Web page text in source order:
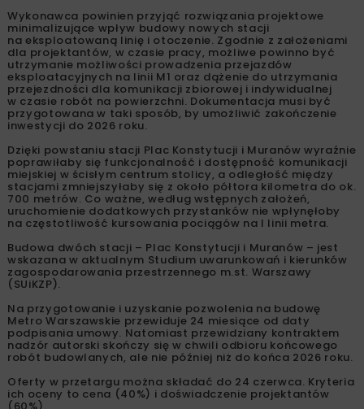
Wykonawca powinien przyjąć rozwiązania projektowe
minimalizujące wpływ budowy nowych stacji
na eksploatowaną linię i otoczenie. Zgodnie z założeniami
dla projektantów, w czasie pracy, możliwe powinno być
utrzymanie możliwości prowadzenia przejazdów
eksploatacyjnych na linii M1 oraz dążenie do utrzymania
przejezdności dla komunikacji zbiorowej i indywidualnej
w czasie robót na powierzchni. Dokumentacja musi być
przygotowana w taki sposób, by umożliwić zakończenie
inwestycji do 2026 roku.
Dzięki powstaniu stacji Plac Konstytucji i Muranów wyraźnie
poprawiłaby się funkcjonalność i dostępność komunikacji
miejskiej w ścisłym centrum stolicy, a odległość między
stacjami zmniejszyłaby się z około półtora kilometra do ok.
700 metrów. Co ważne, według wstępnych założeń,
uruchomienie dodatkowych przystanków nie wpłynęłoby
na częstotliwość kursowania pociągów na I linii metra.
Budowa dwóch stacji – Plac Konstytucji i Muranów – jest
wskazana w aktualnym Studium uwarunkowań i kierunków
zagospodarowania przestrzennego m.st. Warszawy
(SUiKZP).
Na przygotowanie i uzyskanie pozwolenia na budowę
Metro Warszawskie przewiduje 24 miesiące od daty
podpisania umowy. Natomiast przewidziany kontraktem
nadzór autorski skończy się w chwili odbioru końcowego
robót budowlanych, ale nie później niż do końca 2026 roku.
Oferty w przetargu można składać do 24 czerwca. Kryteria
ich oceny to cena (40%) i doświadczenie projektantów
(60%).